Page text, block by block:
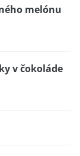
melónu
v čokoláde